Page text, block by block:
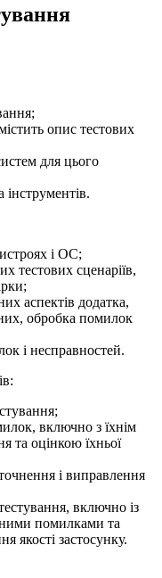
опис тестових
для цього
і ОС;
тестових сценаріїв,
аспектів додатка,
обробка помилок
і несправностей.
включно з їхнім
та оцінкою їхньої
і виправлення
включно із
помилками та
якості застосунку.